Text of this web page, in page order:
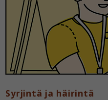
Syrjintä ja häirintä